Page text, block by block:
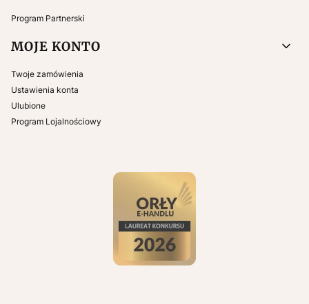
Program Partnerski
MOJE KONTO
Twoje zamówienia
Ustawienia konta
Ulubione
Program Lojalnościowy